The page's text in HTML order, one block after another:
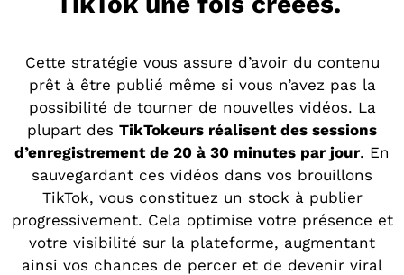
Cette stratégie vous assure d’avoir du contenu
prêt à être publié même si vous n’avez pas la
possibilité de tourner de nouvelles vidéos. La
plupart des TikTokeurs réalisent des sessions
d’enregistrement de 20 à 30 minutes par jour. En
sauvegardant ces vidéos dans vos brouillons
TikTok, vous constituez un stock à publier
progressivement. Cela optimise votre présence et
votre visibilité sur la plateforme, augmentant
ainsi vos chances de percer et de devenir viral